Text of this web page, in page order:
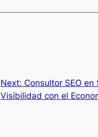
Next: Consultor SEO
Visibilidad con el